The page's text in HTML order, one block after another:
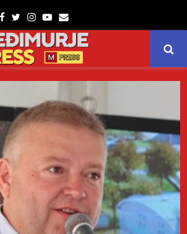
Facebook
TwitterInstagram
Youtube
Email